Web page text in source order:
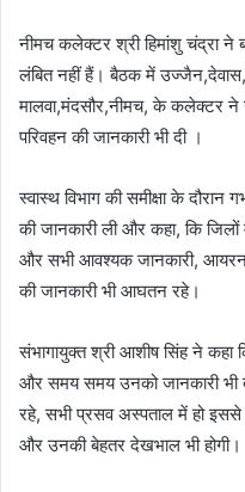
नीमच कलेक्टर श्री हिमांशु चंद्रा ने
लंबित नहीं हैं। बैठक में
मालवा,मंदसौर,नीमच, के कलेक्टर ने
परिवहन की जानकारी भी दी ।
स्वास्थ विभाग की समीक्षा के दौरान
की जानकारी ली और कहा, कि जिलों
और सभी आवश्यक जानकारी,
की जानकारी भी आघतन रहे।
संभागायुक्त श्री आशीष सिंह ने कहा
और समय समय उनको जानकारी भी
रहे, सभी प्रसव अस्पताल में हो इससे
और उनकी बेहतर देखभाल भी होगी।